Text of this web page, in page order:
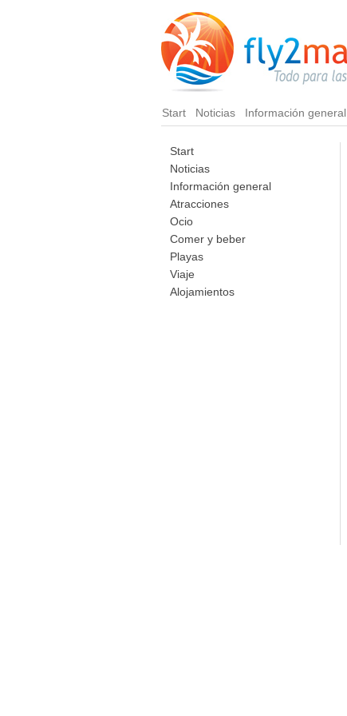
Start Noticias Información general
Start
Noticias
Información general
Atracciones
Ocio
Comer y beber
Playas
Viaje
Alojamientos